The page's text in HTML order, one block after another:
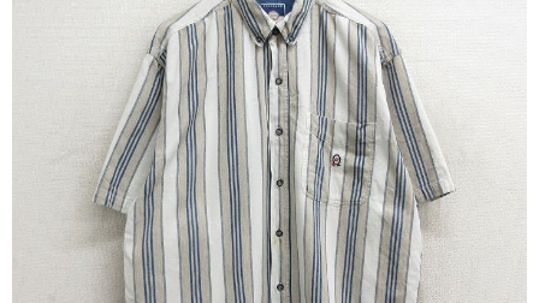
Search by Sizeサイズから探す（メンズ）
ジャケット XS S M L
スウェット XS S M L XL
長袖シャツ XS M L XL
半袖シャツ XS S M L XL